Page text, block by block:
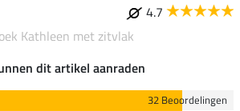
4.7
Kathleen met zitvlak
dit artikel aanraden
32 Beoordelingen